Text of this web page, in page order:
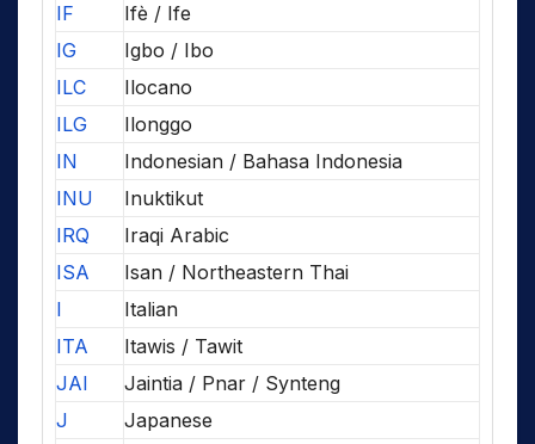
IF
Ifè / Ife
IG
Igbo / Ibo
ILC
Ilocano
ILG
Ilonggo
IN
Indonesian / Bahasa Indonesia
INU
Inuktikut
IRQ
Iraqi Arabic
ISA
Isan / Northeastern Thai
I
Italian
ITA
Itawis / Tawit
JAI
Jaintia / Pnar / Synteng
J
Japanese